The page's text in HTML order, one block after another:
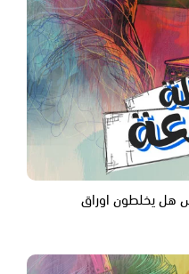
هل يخلطون اوراق